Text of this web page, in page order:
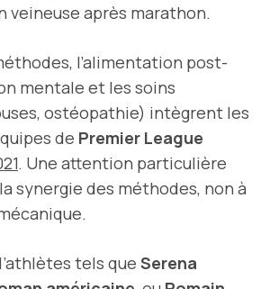
veineuse après marathon.
l’alimentation post-
mentale et les soins
ostéopathie) intègrent les
de Premier League
. Une attention particulière
synergie des méthodes, non à
tels que Serena